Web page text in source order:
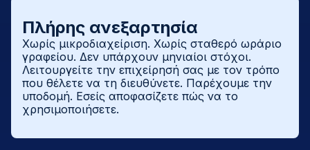
Πλήρης ανεξαρτησία
Χωρίς μικροδιαχείριση. Χωρίς σταθερό ωράριο
γραφείου. Δεν υπάρχουν μηνιαίοι στόχοι.
Λειτουργείτε την επιχείρησή σας με τον τρόπο
που θέλετε να τη διευθύνετε. Παρέχουμε την
υποδομή. Εσείς αποφασίζετε πώς να το
χρησιμοποιήσετε.